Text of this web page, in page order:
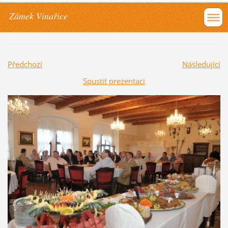
Zámek Vinařice
Předchozí
Následující
Spustit prezentaci